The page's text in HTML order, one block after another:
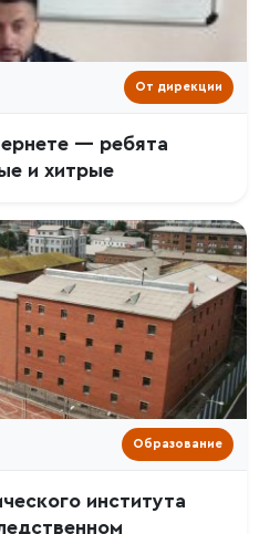
От дирекции
— ребята
и хитрые
Образование
института